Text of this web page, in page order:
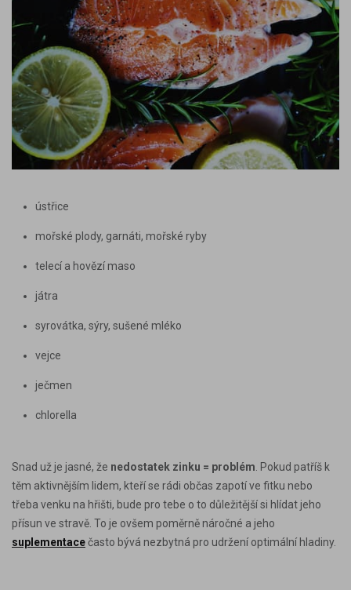
ústřice
mořské plody, garnáti, mořské ryby
telecí a hovězí maso
játra
syrovátka, sýry, sušené mléko
vejce
ječmen
chlorella
Snad už je jasné, že nedostatek zinku = problém. Pokud patříš k
těm aktivnějším lidem, kteří se rádi občas zapotí ve fitku nebo
třeba venku na hřišti, bude pro tebe o to důležitější si hlídat jeho
přísun ve stravě. To je ovšem poměrně náročné a jeho
suplementacečasto bývá nezbytná pro udržení optimální hladiny.